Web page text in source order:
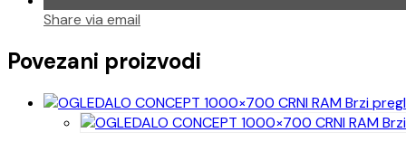
Share via email
Povezani proizvodi
Brzi